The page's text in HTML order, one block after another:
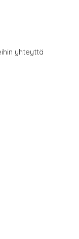
yhteyttä